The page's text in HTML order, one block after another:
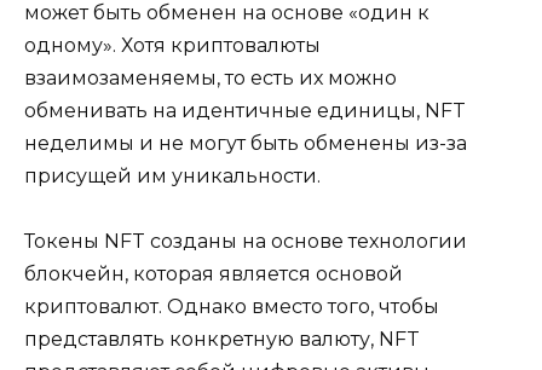
может быть обменен на основе «один к
одному». Хотя криптовалюты
взаимозаменяемы, то есть их можно
обменивать на идентичные единицы, NFT
неделимы и не могут быть обменены из-за
присущей им уникальности.
Токены NFT созданы на основе технологии
блокчейн, которая является основой
криптовалют. Однако вместо того, чтобы
представлять конкретную валюту, NFT